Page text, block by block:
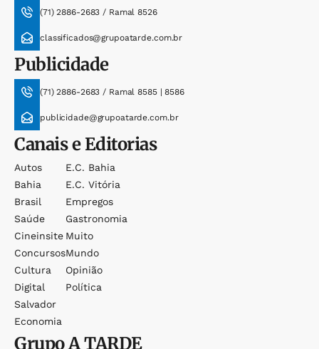
(71) 2886-2683 / Ramal 8526
classificados@grupoatarde.com.br
Publicidade
(71) 2886-2683 / Ramal 8585 | 8586
publicidade@grupoatarde.com.br
Canais e Editorias
Autos
Bahia
Brasil
Saúde
Cineinsite
Concursos
Cultura
Digital
Salvador
Economia
E.c. Bahia
E.c. Vitória
Empregos
Gastronomia
Muito
Mundo
Opinião
Política
GrupoA TARDE